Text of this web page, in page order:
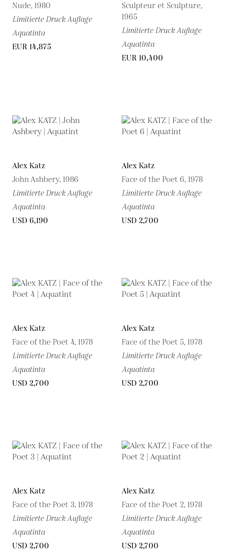
Nude, 1980
Limitierte Druck Auflage
Aquatinta
EUR 14,875
Sculpteur et Sculpture,
1965
Limitierte Druck Auflage
Aquatinta
EUR 10,400
Alex Katz
John Ashbery, 1986
Limitierte Druck Auflage
Aquatinta
USD 6,190
Alex Katz
Face of the Poet 6, 1978
Limitierte Druck Auflage
Aquatinta
USD 2,700
Alex Katz
Face of the Poet 4, 1978
Limitierte Druck Auflage
Aquatinta
USD 2,700
Alex Katz
Face of the Poet 5, 1978
Limitierte Druck Auflage
Aquatinta
USD 2,700
Alex Katz
Face of the Poet 3, 1978
Limitierte Druck Auflage
Aquatinta
USD 2,700
Alex Katz
Face of the Poet 2, 1978
Limitierte Druck Auflage
Aquatinta
USD 2,700